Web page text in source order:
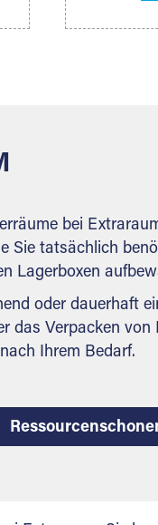
bei
Sie tatsächlich
Lagerboxen
oder dauerhaft
das Verpacken von
Ihrem Bedarf.